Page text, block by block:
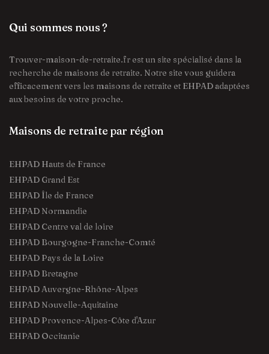
Qui sommes nous ?
Trouver-maison-de-retraite.fr est un site spécialisé dans la
recherche de maisons de retraite. Notre site vous guidera
efficacement vers les maisons de retraite et EHPAD adaptées
aux besoins de votre proche.
Maisons de retraite par région
EHPAD Hauts de France
EHPAD Grand Est
EHPAD Île de France
EHPAD Normandie
EHPAD Centre val de loire
EHPAD Bourgogne-Franche-Comté
EHPAD Pays de la Loire
EHPAD Bretagne
EHPAD Auvergne-Rhône-Alpes
EHPAD Nouvelle-Aquitaine
EHPAD Provence-Alpes-Côte d'Azur
EHPAD Occitanie